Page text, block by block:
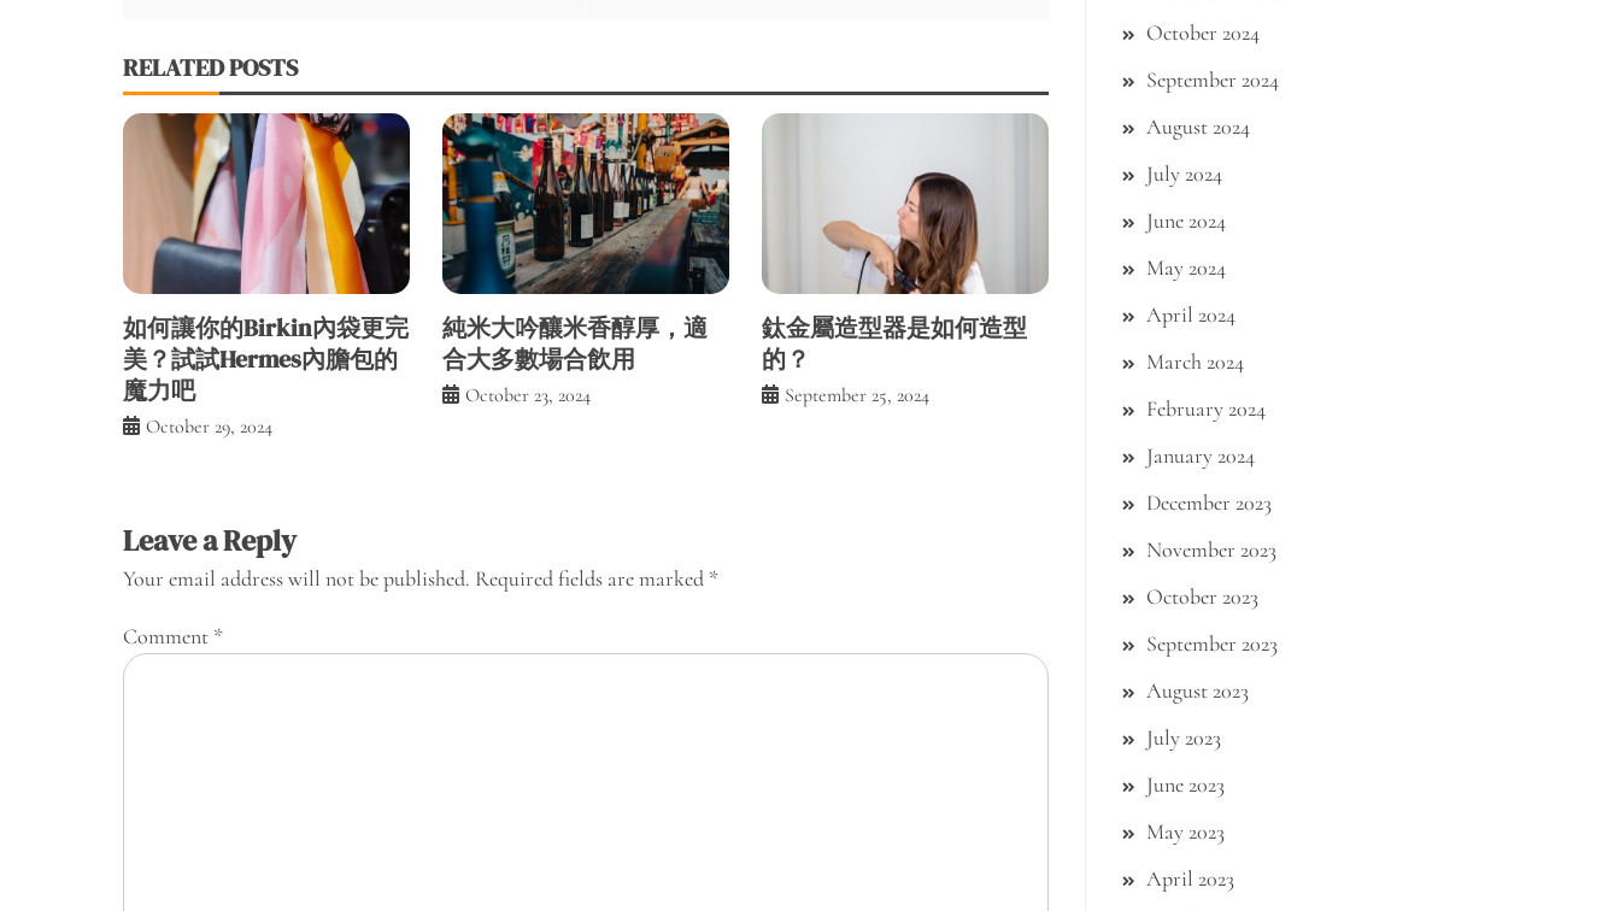
RELATED POSTS
如何讓你的Birkin內袋更完
美？試試Hermes內膽包的
魔力吧
October 29, 2024
純米大吟釀米香醇厚，適
合大多數場合飲用
October 23, 2024
鈦金屬造型器是如何造型
的？
September 25, 2024
Leave a Reply
Your email address will not be published. Required fields are marked *
Comment *
October 2024
September 2024
August 2024
July 2024
June 2024
May 2024
April 2024
March 2024
February 2024
January 2024
December 2023
November 2023
October 2023
September 2023
August 2023
July 2023
June 2023
May 2023
April 2023